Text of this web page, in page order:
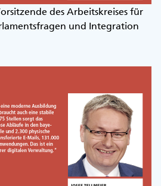
des Arbeitskreises für
und Integration